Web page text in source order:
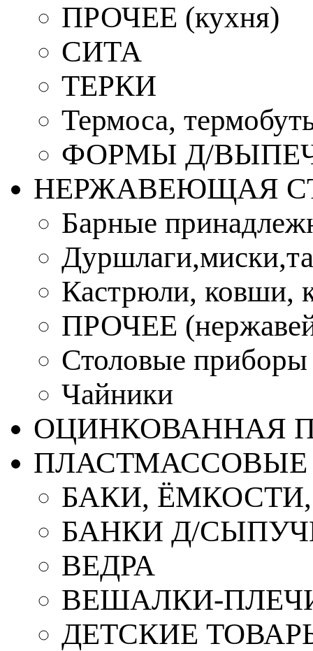
ПРОЧЕЕ (кухня)
СИТА
ТЕРКИ
Термоса,
ФОРМЫ Д/
НЕРЖАВЕЮЩАЯ
Барные
Кастрюли, ковши,
ПРОЧЕЕ
Столовые приборы
Чайники
ОЦИНКОВАННАЯ
ПЛАСТМАССОВЫЕ
БАКИ,
БАНКИ Д/
ВЕДРА
ВЕШАЛКИ-
ДЕТСКИЕ